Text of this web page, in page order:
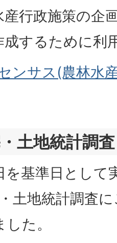
行政施策の企
成するために利
ンサス(農林水
土地統計調査
を基準日として
土地統計調査
た。